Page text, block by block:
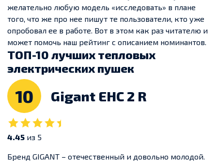
желательно любую модель «исследовать» в плане
того, что же про нее пишут те пользователи, кто уже
опробовал ее в работе. Вот в этом как раз читателю и
может помочь наш рейтинг с описанием номинантов.
ТОП-10 лучших тепловых
электрических пушек
10 Gigant EHC 2 R
4.45 из 5
Бренд GIGANT – отечественный и довольно молодой.